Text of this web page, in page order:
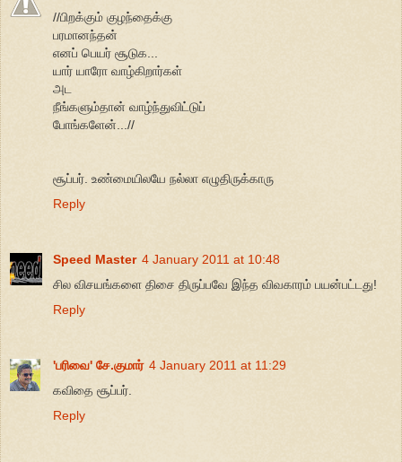
//பிறக்கும் குழந்தைக்கு
பரமானந்தன்
எனப் பெயர் சூடுக...
யார் யாரோ வாழ்கிறார்கள்
அட
நீங்களும்தான் வாழ்ந்துவிட்டுப்
போங்களேன்...//
சூப்பர். உண்மையிலயே நல்லா எழுதிருக்காரு
Reply
Speed Master 4 January 2011 at 10:48
சில விசயங்களை திசை திருப்பவே இந்த விவகாரம் பயன்பட்டது!
Reply
'பரிவை' சே.குமார் 4 January 2011 at 11:29
கவிதை சூப்பர்.
Reply